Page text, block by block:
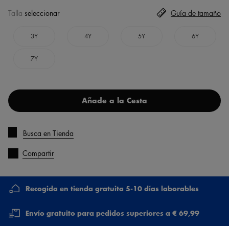
Talla seleccionar
3Y 4Y 5Y 6Y
7Y
Guía de tamaño
Añade a la Cesta
Busca en Tienda
Compartir
Recogida en tienda gratuita 5-10 días laborables
Envío gratuito para pedidos superiores a € 69,99